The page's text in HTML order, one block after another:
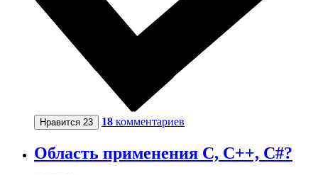
Нравится 23 18 комментариев
Область применения C, C++, C#?